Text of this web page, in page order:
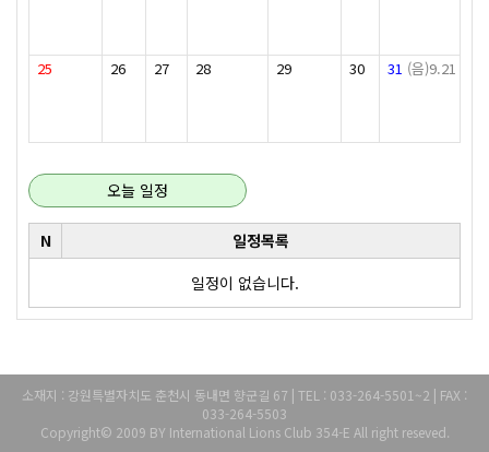
25 26 27 28 29 30 31 (음)9.21
오늘 일정
N
일정목록
일정이 없습니다.
소재지 : 강원특별자치도 춘천시 동내면 향군길 67 | TEL : 033-264-5501~2 | FAX :
033-264-5503
Copyright© 2009 BY International Lions Club 354-E All right reseved.